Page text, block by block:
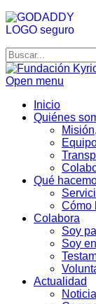
Open menu
Inicio
Quiénes
Qué
Cómo
Colabora
Soy
Soy
Actualidad